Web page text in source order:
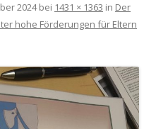
2024bei 1431 × 1363 in Der
hohe Förderungen für Eltern